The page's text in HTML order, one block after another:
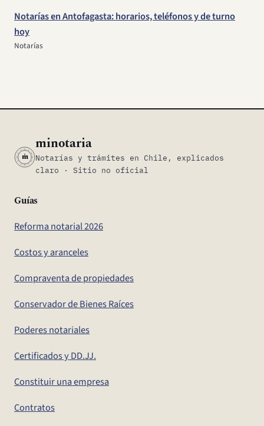
Notarías en Antofagasta: horarios, teléfonos y de turno
hoy
Notarías
m
minotaria
Notarías y trámites en Chile, explicados
claro · Sitio no oficial
Guías
Reforma notarial 2026
Costos y aranceles
Compraventa de propiedades
Conservador de Bienes Raíces
Poderes notariales
Certificados y DD.JJ.
Constituir una empresa
Contratos